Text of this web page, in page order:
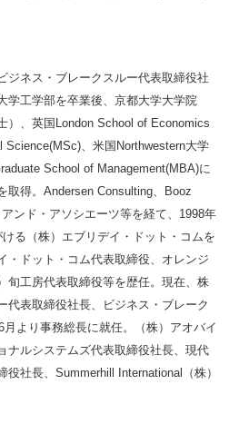
ジネス・ブレークスルー代表取締役社
学工学部を卒業後、京都大学大学院
）、英国London School of Economics
Science(MSc)、米国Northwestern大学
School of Management(MBA)に
取得。Andersen Consulting、Booz
ンド・アソシエーツ等を経て、1998年
る（株）エブリデイ・ドット・コムを
・ドット・コム代表取締役、オレンジ
旬工房代表取締役等を歴任。現在、株
代表取締役社長、ビジネス・ブレーク
より事務総長に就任。（株）アオバイ
ナルシステムズ代表取締役社長、現代
社長、Summerhill International（株）